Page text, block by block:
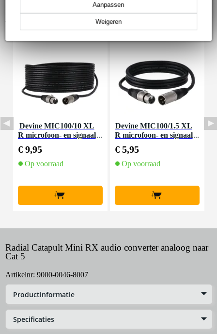
Weigeren
Aanpassen
Devine MIC100/10 XL
R microfoon- en signaal
€ 9,95
Op voorraad
+
Devine MIC100/1.5 XL
R microfoon- en signaal
€ 5,95
Op voorraad
+
Radial Catapult Mini RX audio converter analoog naar
Cat 5
Artikelnr: 9000-0046-8007
Productinformatie
Specificaties